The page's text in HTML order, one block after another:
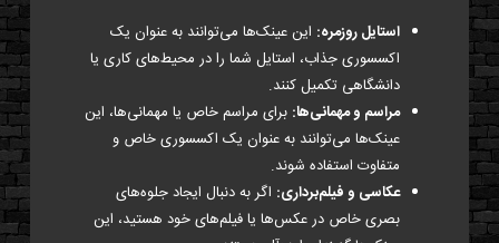
استایل روزمره: این عینک‌ها می‌توانند به عنوان یک
اکسسوری جذاب، استایل شما را در محیط‌های کاری یا
دانشگاهی تکمیل کنند.
مراسم و مهمانی‌ها: برای مراسم خاص یا مهمانی‌ها، این
عینک‌ها می‌توانند به عنوان یک اکسسوری خاص و
متفاوت استفاده شوند.
عکاسی و فیلم‌برداری: اگر به دنبال ایجاد جلوه‌های
بصری خاص در عکس‌ها یا فیلم‌های خود هستید، این